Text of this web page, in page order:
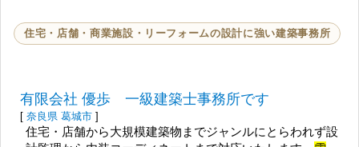
住宅・店舗・商業施設・リーフォームの設計に強い建築事務所
有限会社 優歩 一級建築士事務所です
[ 奈良県 葛城市 ]
住宅・店舗から大規模建築物までジャンルにとらわれず設